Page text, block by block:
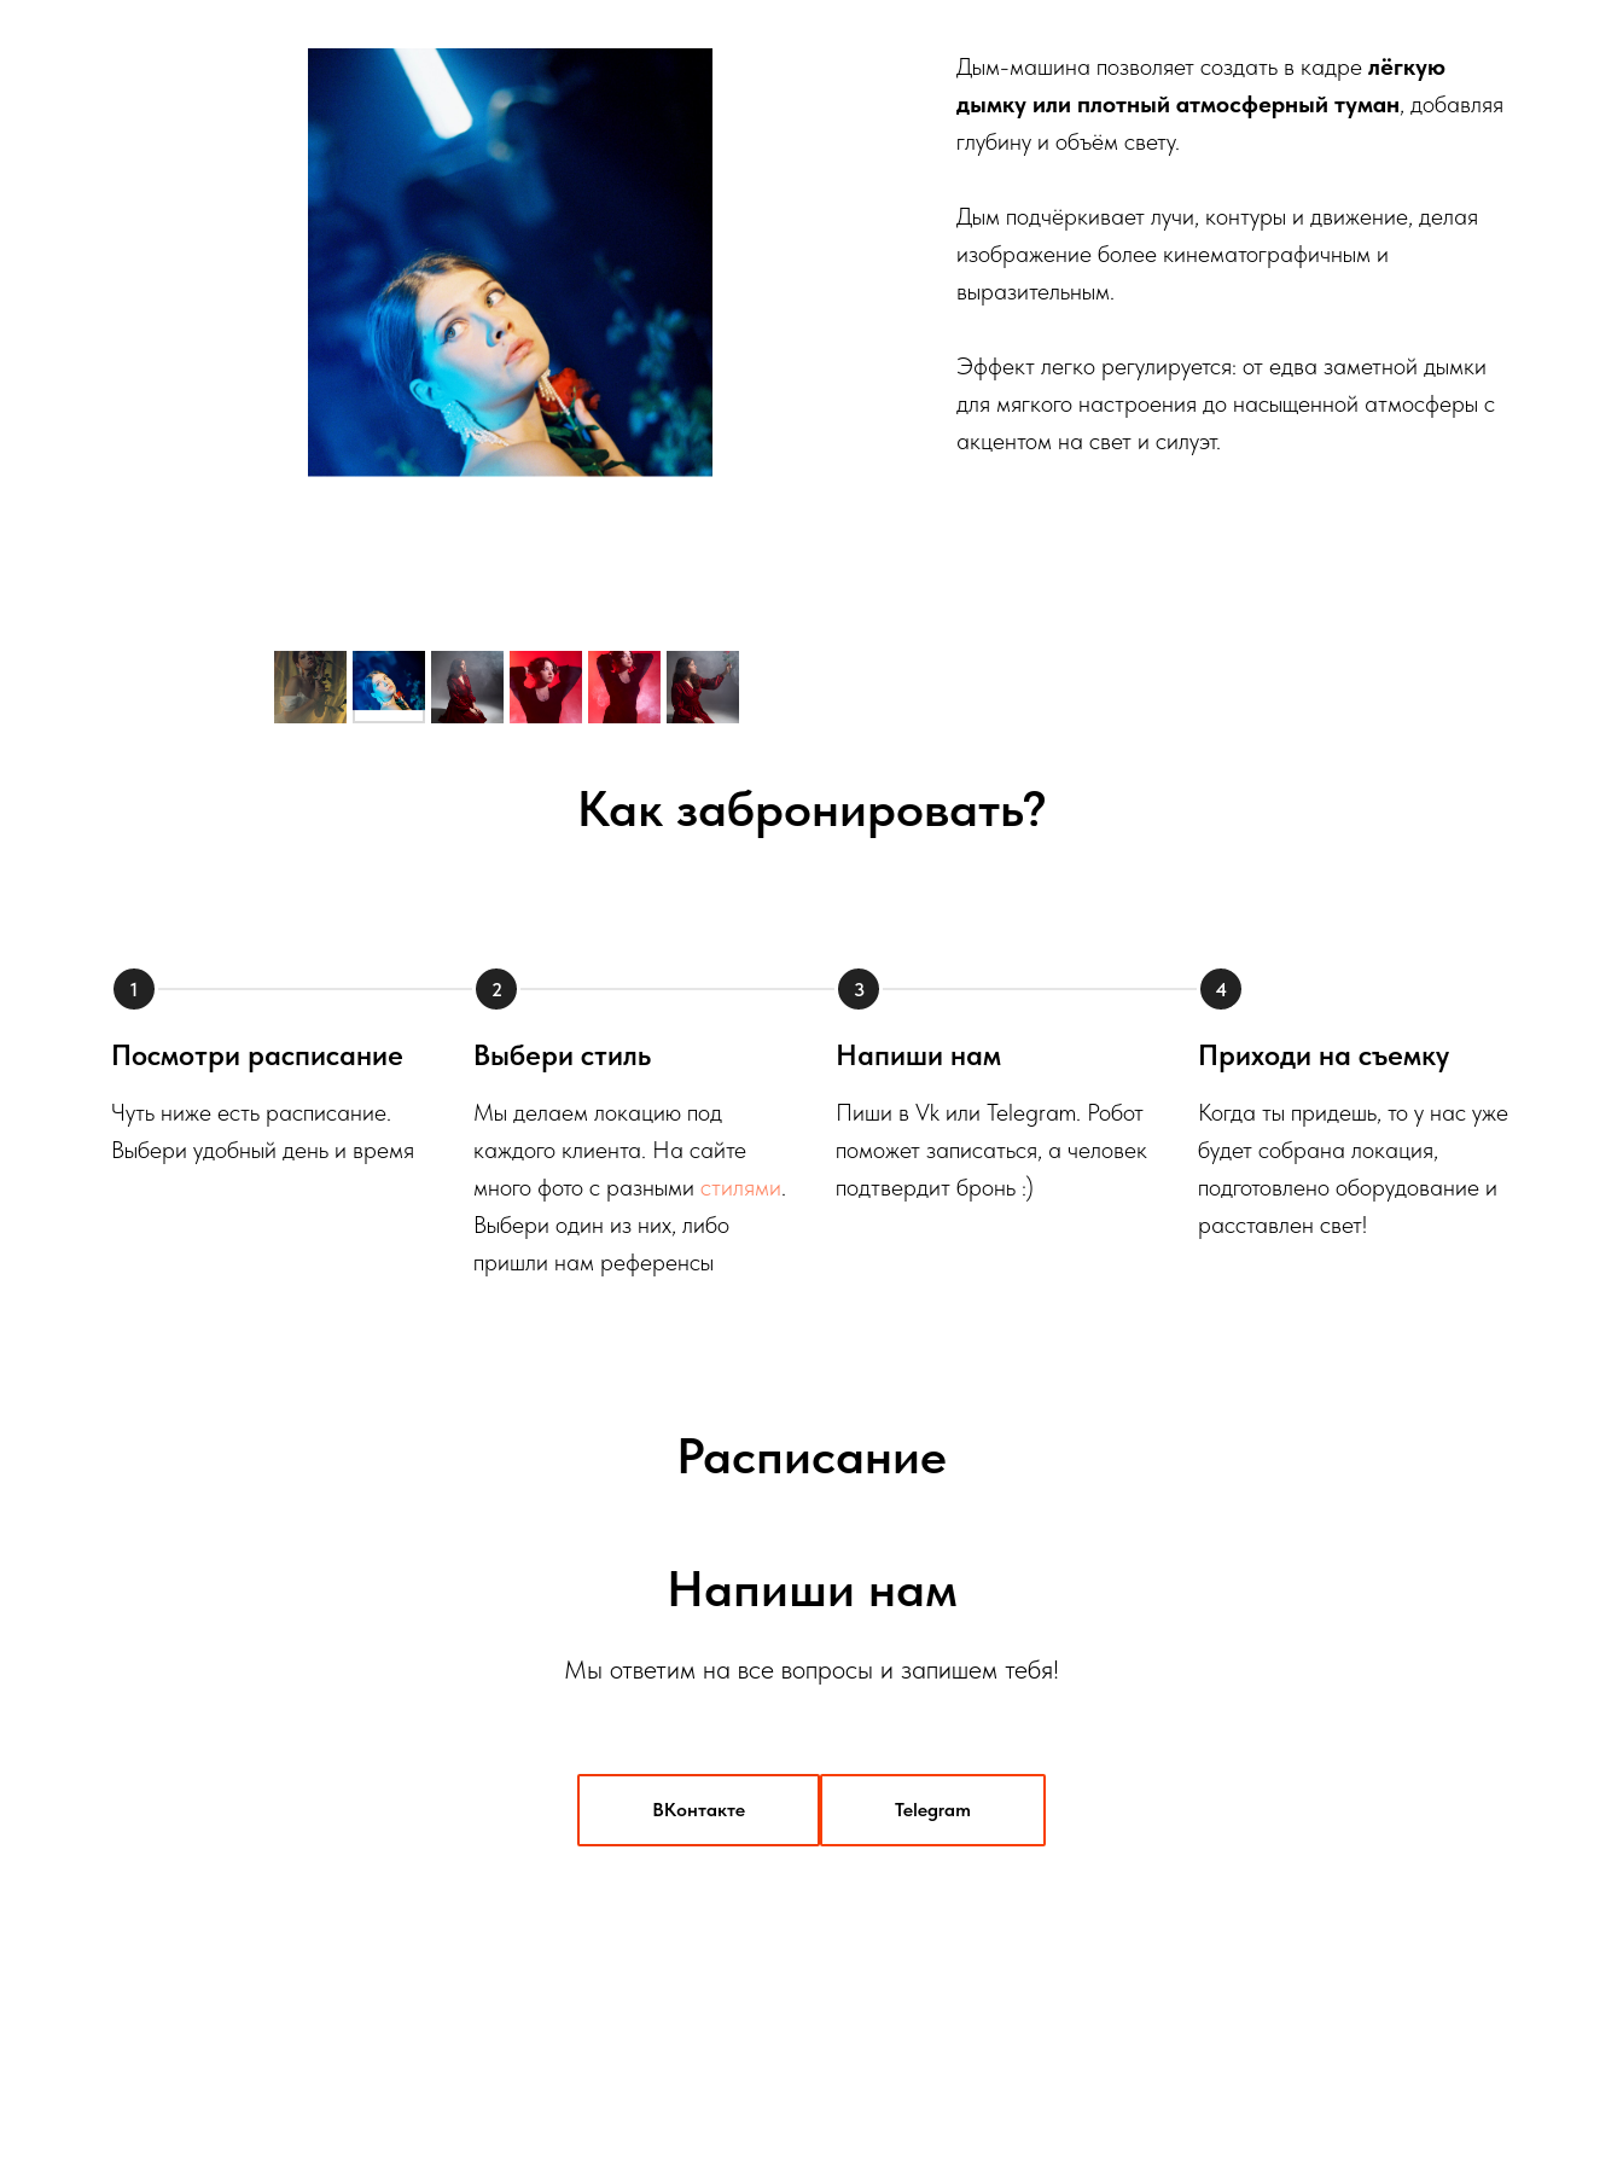
Дым-машина позволяет создать в кадре лёгкую
дымку или плотный атмосферный туман, добавляя
глубину и объём свету.
Дым подчёркивает лучи, контуры и движение, делая
изображение более кинематографичным и
выразительным.
Эффект легко регулируется: от едва заметной дымки
для мягкого настроения до насыщенной атмосферы с
акцентом на свет и силуэт.
Как забронировать?
Посмотри расписание
Чуть ниже есть расписание.
Выбери удобный день и время
Выбери стиль
Мы делаем локацию под
каждого клиента. На сайте
много фото с разными стилями.
Выбери один из них, либо
пришли нам референсы
Напиши нам
Пиши в Vk или Telegram. Робот
поможет записаться, а человек
подтвердит бронь :)
Приходи на съемку
Когда ты придешь, то у нас уже
будет собрана локация,
подготовлено оборудование и
расставлен свет!
Расписание
Напиши нам
Мы ответим на все вопросы и запишем тебя!
ВКонтакте Telegram